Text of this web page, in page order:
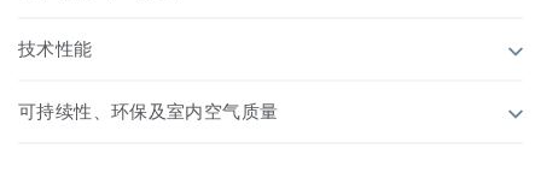
技术性能
可持续性、环保及室内空气质量